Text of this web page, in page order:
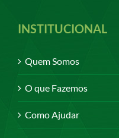
INSTITUCIONAL
Quem Somos
O que Fazemos
Como Ajudar